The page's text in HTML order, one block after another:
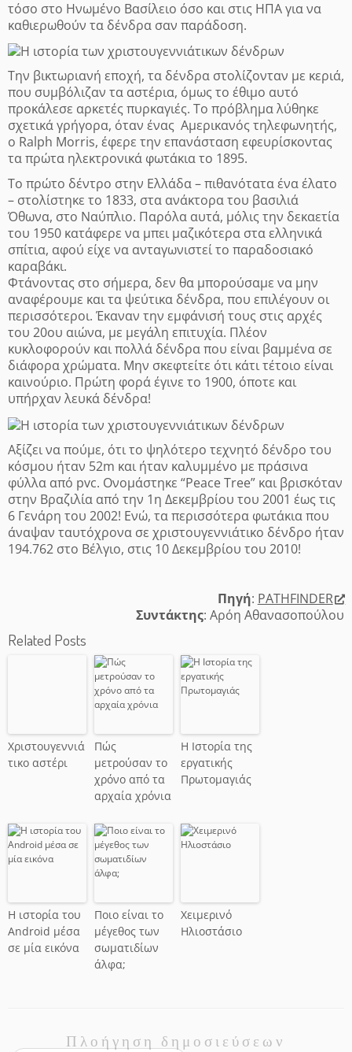
τόσο στο Ηνωμένο Βασίλειο όσο και στις ΗΠΑ για να
καθιερωθούν τα δένδρα σαν παράδοση.
Την βικτωριανή εποχή, τα δένδρα στολίζονταν με κεριά,
που συμβόλιζαν τα αστέρια, όμως το έθιμο αυτό
προκάλεσε αρκετές πυρκαγιές. Το πρόβλημα λύθηκε
σχετικά γρήγορα, όταν ένας Αμερικανός τηλεφωνητής,
ο Ralph Morris, έφερε την επανάσταση εφευρίσκοντας
τα πρώτα ηλεκτρονικά φωτάκια το 1895.
Το πρώτο δέντρο στην Ελλάδα – πιθανότατα ένα έλατο
– στολίστηκε το 1833, στα ανάκτορα του βασιλιά
Όθωνα, στο Ναύπλιο. Παρόλα αυτά, μόλις την δεκαετία
του 1950 κατάφερε να μπει μαζικότερα στα ελληνικά
σπίτια, αφού είχε να ανταγωνιστεί το παραδοσιακό
καραβάκι.
Φτάνοντας στο σήμερα, δεν θα μπορούσαμε να μην
αναφέρουμε και τα ψεύτικα δένδρα, που επιλέγουν οι
περισσότεροι. Έκαναν την εμφάνισή τους στις αρχές
του 20ου αιώνα, με μεγάλη επιτυχία. Πλέον
κυκλοφορούν και πολλά δένδρα που είναι βαμμένα σε
διάφορα χρώματα. Μην σκεφτείτε ότι κάτι τέτοιο είναι
καινούριο. Πρώτη φορά έγινε το 1900, όποτε και
υπήρχαν λευκά δένδρα!
Αξίζει να πούμε, ότι το ψηλότερο τεχνητό δένδρο του
κόσμου ήταν 52m και ήταν καλυμμένο με πράσινα
φύλλα από pvc. Ονομάστηκε “Peace Tree” και βρισκόταν
στην Βραζιλία από την 1η Δεκεμβρίου του 2001 έως τις
6 Γενάρη του 2002! Ενώ, τα περισσότερα φωτάκια που
άναψαν ταυτόχρονα σε χριστουγεννιάτικο δένδρο ήταν
194.762 στο Βέλγιο, στις 10 Δεκεμβρίου του 2010!
Πηγή: PATHFINDER
Συντάκτης: Αρόη Αθανασοπούλου
Related Posts
Χριστουγεννιά
τικο αστέρι
Πώς
μετρούσαν το
χρόνο από τα
αρχαία χρόνια
Η Ιστορία της
εργατικής
Πρωτομαγιάς
Η ιστορία του
Android μέσα
σε μία εικόνα
Ποιο είναι το
μέγεθος των
σωματιδίων
άλφα;
Χειμερινό
Ηλιοστάσιο
Πλοήγηση δημοσιεύσεων